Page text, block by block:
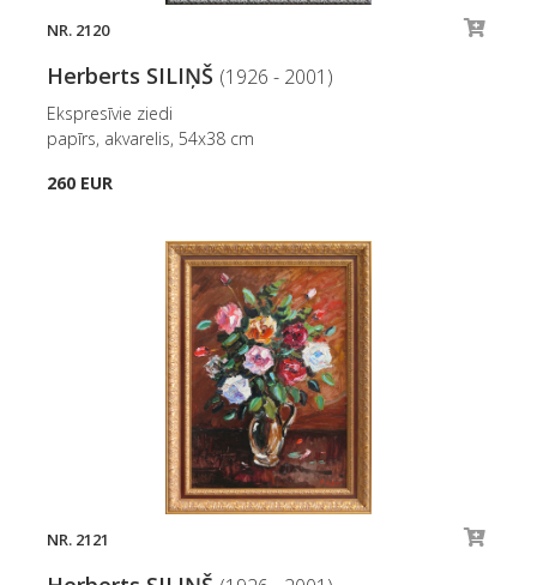
NR. 2120
Herberts SILIŅŠ (1926 - 2001)
Ekspresīvie ziedi
papīrs, akvarelis, 54x38 cm
260 EUR
NR. 2121